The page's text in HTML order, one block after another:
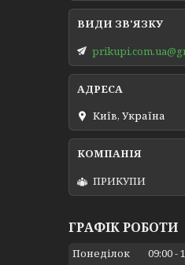
Київ, Україна
ПРИКУПИ
ГРАФІК РОБОТИ
Понеділок 09:00